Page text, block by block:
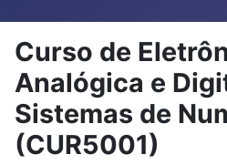
Curso de
Analógica e
Sistemas de
(CUR5001)